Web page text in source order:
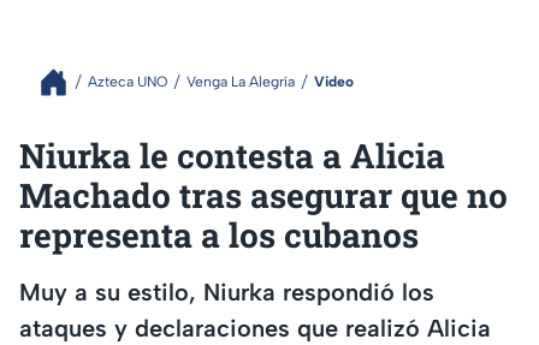
Azteca UNO Venga La Alegría Video
Niurka le contesta a Alicia
Machado tras asegurar que no
representa a los cubanos
Muy a su estilo, Niurka respondió los
ataques y declaraciones que realizó Alicia